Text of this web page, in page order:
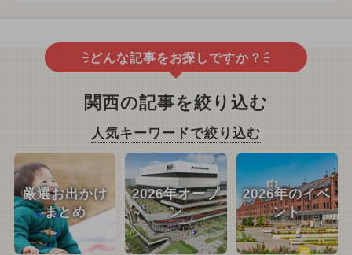
どんな記事をお探しですか？
関西の記事を絞り込む
人気キーワードで絞り込む
厳選お出かけ
まとめ
2026年オープ
ン
2026年のイベ
ント